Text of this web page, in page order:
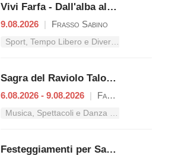
Vivi Farfa - Dall'alba al tramonto
9.08.2026 | Frasso Sabino
Sagra del Raviolo Talocciano
6.08.2026 - 9.08.2026 | Fara in Sabina
Festeggiamenti per San Michele Arcangelo